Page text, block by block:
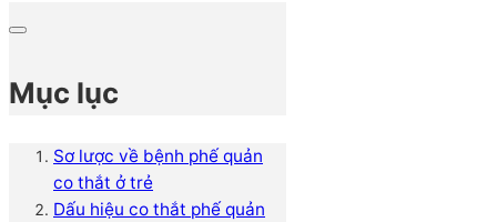
Mục lục
Sơ lược về bệnh phế quản
co thắt ở trẻ
Dấu hiệu co thắt phế quản